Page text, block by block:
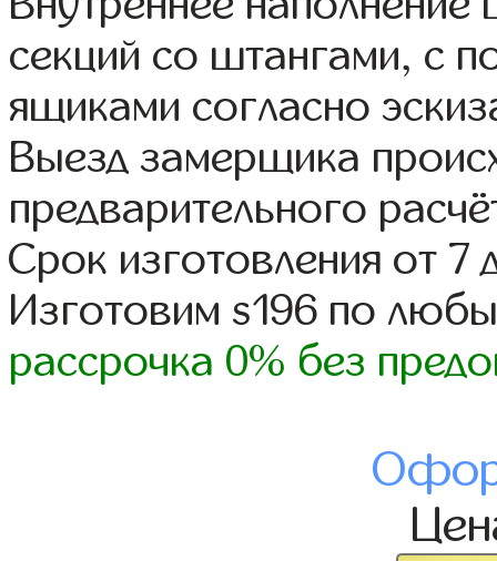
секций со штангами, с
ящиками согласно
Выезд замерщика
предварительного
Срок изготовления от 7
Изготовим s196 по
рассрочка 0% без